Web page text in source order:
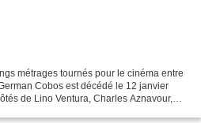
métrages tournés pour le cinéma entre
Cobos est décédé le 12 janvier
de Lino Ventura, Charles Aznavour,